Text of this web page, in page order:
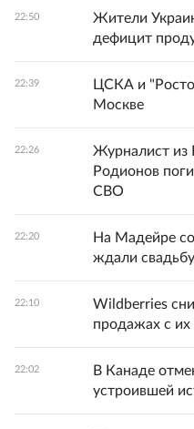
22:50
Жители
дефицит
22:39
ЦСКА и
Москве
22:26
Журналист из
Родионов
СВО
22:20
На Мадейре
ждали
22:10
Wildberries
продажах с их
22:02
В Канаде
устроившей